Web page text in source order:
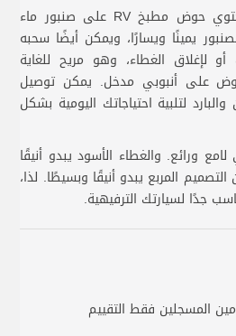
صنبور ماء ساخن وبارد: يحتوي حوض مطبخ RV على صنبور ماء
يمينًا ويسارًا، ويمكن أيضًا سحبه
لإغلاق الغطاء، وهو مريح للغاية
على أنبوبي مدخل. يمكن توصيل
لتلبية احتياجاتك اليومية بشكل
ورائع. والغطاء الأسود يبدو أنيقًا
المربع يبدو أنيقًا وبسيطًا. لذا،
جدًا لسيارتك الترفيهية.
المسجلين فقط التقييم